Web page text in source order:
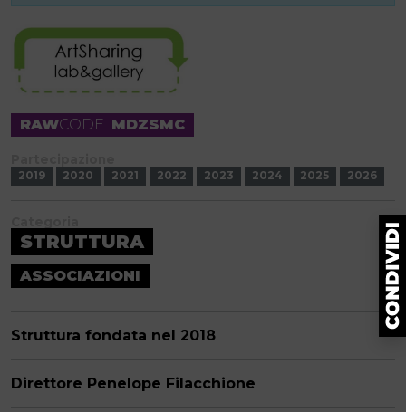
RAWCODE MDZSMC
2019 2020 2021 2022 2023 2024 2025 2026
STRUTTURA
ASSOCIAZIONI
Struttura fondata nel 2018
Direttore Penelope Filacchione